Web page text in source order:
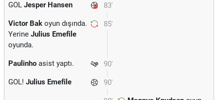
83'
GOL Jesper Hansen
85'
Victor Bak oyun dışında.
Yerine Julius Emefile
oyunda.
90'
Paulinho asist yaptı.
90'
GOL! Julius Emefile